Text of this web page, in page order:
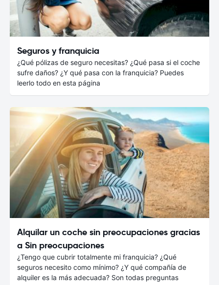
Seguros y franquicia
¿Qué pólizas de seguro necesitas? ¿Qué pasa si el coche
sufre daños? ¿Y qué pasa con la franquicia? Puedes
leerlo todo en esta página
Alquilar un coche sin preocupaciones gracias
a Sin preocupaciones
¿Tengo que cubrir totalmente mi franquicia? ¿Qué
seguros necesito como mínimo? ¿Y qué compañía de
alquiler es la más adecuada? Son todas preguntas